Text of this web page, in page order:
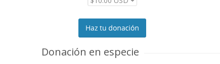
Donación en especie